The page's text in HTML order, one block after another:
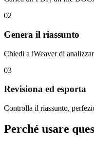
02
Genera il riassunto
Chiedi a iWeaver di
03
Revisiona ed esporta
Controlla il riassunto,
Perché usare